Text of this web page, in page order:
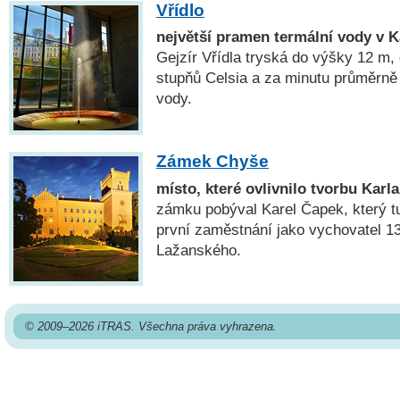
Vřídlo
největší pramen termální vody v
Gejzír Vřídla tryská do výšky 12 m,
stupňů Celsia a za minutu
vody.
Zámek Chyše
místo, které ovlivnilo tvorbu Karla
zámku pobýval Karel Čapek, který
první zaměstnání jako vychovatel
Lažanského.
© 2009–2026 iTRAS. Všechna práva vyhrazena.